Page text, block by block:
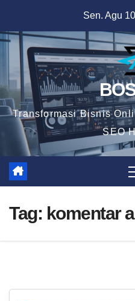
content
Sen. Agu
Transformasi Bisnis
SEO
Tag: komentar